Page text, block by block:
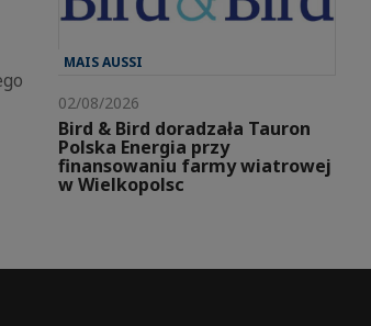
MAIS AUSSI
02/08/2026
Bird & Bird doradzała Tauron
Polska Energia przy
finansowaniu farmy wiatrowej
w Wielkopolsc